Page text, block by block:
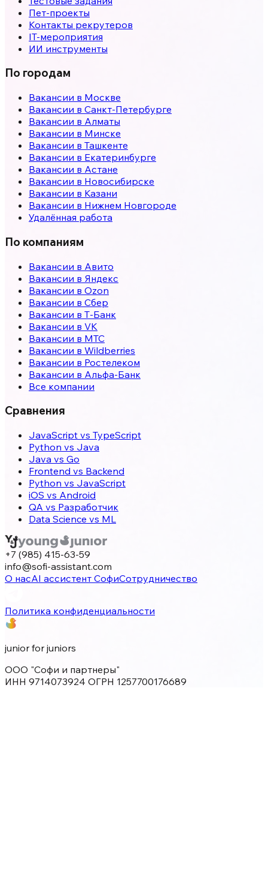
Пет-проекты
Контакты рекрутеров
IT-мероприятия
ИИ инструменты
По городам
Вакансии в Москве
Вакансии в Санкт-Петербурге
Вакансии в Алматы
Вакансии в Минске
Вакансии в Ташкенте
Вакансии в Екатеринбурге
Вакансии в Астане
Вакансии в Новосибирске
Вакансии в Казани
Вакансии в Нижнем Новгороде
Удалённая работа
По компаниям
Вакансии в Авито
Вакансии в Яндекс
Вакансии в Ozon
Вакансии в Сбер
Вакансии в Т-Банк
Вакансии в VK
Вакансии в МТС
Вакансии в Wildberries
Вакансии в Ростелеком
Вакансии в Альфа-Банк
Все компании
Сравнения
JavaScript vs TypeScript
Python vs Java
Java vs Go
Frontend vs Backend
Python vs JavaScript
iOS vs Android
QA vs Разработчик
Data Science vs ML
+7 (985) 415-63-59
info@sofi-assistant.com
О насAI ассистент СофиСотрудничество
Политика конфиденциальности
junior for juniors
ООО "Софи и партнеры"
ИНН 9714073924 ОГРН 1257700176689